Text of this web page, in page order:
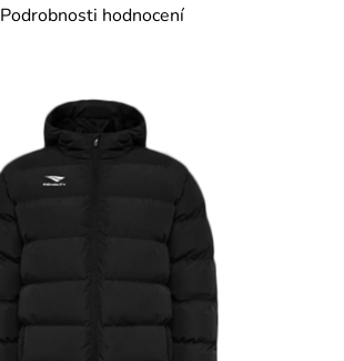
Podrobnosti hodnocení